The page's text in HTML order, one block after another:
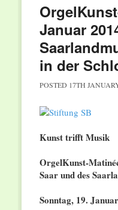
Januar
in der
POSTED 17TH
Kunst trifft Musik
OrgelKunst-
Saar und des
Sonntag, 19.